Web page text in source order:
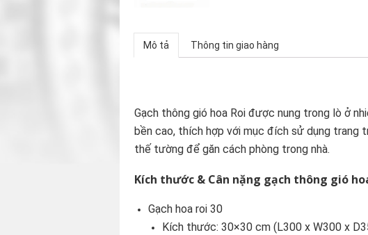
Mô tả Thông tin giao hàng
Gạch thông gió hoa Roi được nung trong lò ở
bền cao, thích hợp với mục đích sử dụng trang
thế tường để găn cách phòng trong nhà.
Kích thước & Cân nặng gạch thông gió
Gạch hoa roi 30
Kích thước: 30×30 cm (L300 x W300 x